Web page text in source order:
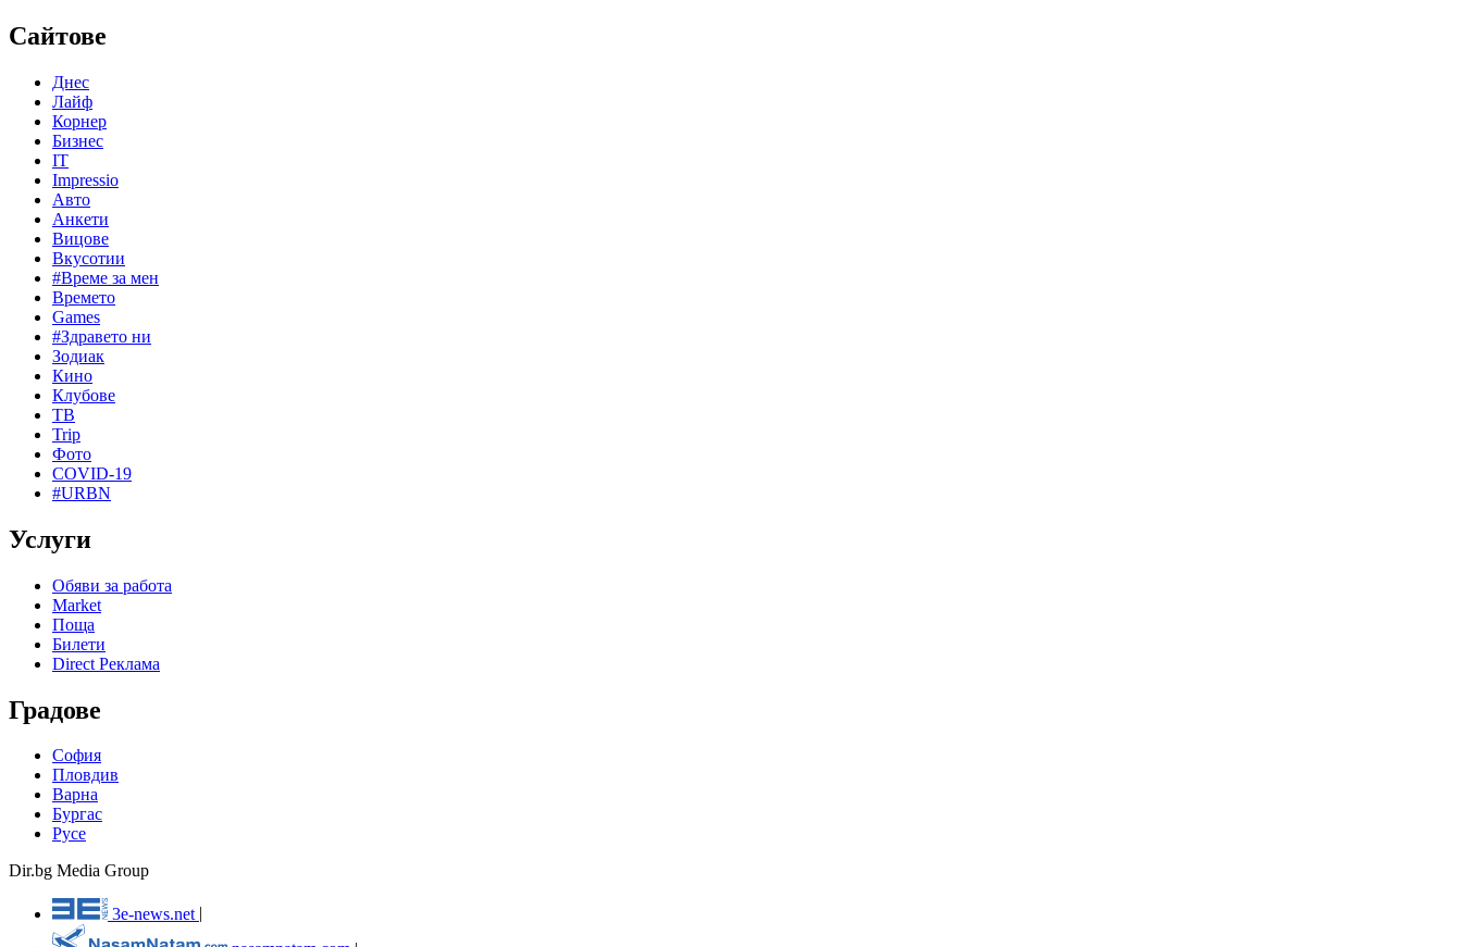
Сайтове
Днес
Лайф
Корнер
Бизнес
IT
Impressio
Авто
Анкети
Вицове
Вкусотии
#Време за мен
Времето
Games
#Здравето ни
Зодиак
Кино
Клубове
ТВ
Trip
Фото
COVID-19
#URBN
Услуги
Обяви за работа
Market
Поща
Билети
Direct Реклама
Градове
София
Пловдив
Варна
Бургас
Русе
Dir.bg Media Group
3e-news.net